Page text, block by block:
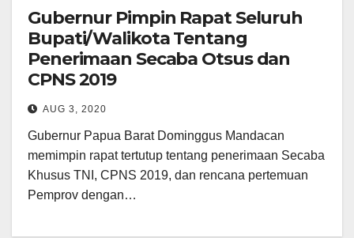
Gubernur Pimpin Rapat Seluruh
Bupati/Walikota Tentang
Penerimaan Secaba Otsus dan
CPNS 2019
AUG 3, 2020
Gubernur Papua Barat Dominggus Mandacan
memimpin rapat tertutup tentang penerimaan Secaba
Khusus TNI, CPNS 2019, dan rencana pertemuan
Pemprov dengan…